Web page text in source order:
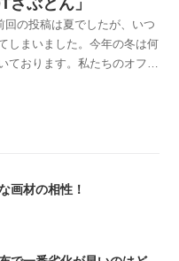
ぶとん」
の投稿は夏でしたが、いつ
しまいました。今年の冬は何
ております。私たちのオフィ
回はその画期的商品をご紹介
とん Ecoとっても地味シン
品なんです！！さっそく使
ていて、開けると中にクッシ
てカイロを入れます。ジッパ
してその上に座るとこんな
お尻を温めると全身も温か
画材の相性！